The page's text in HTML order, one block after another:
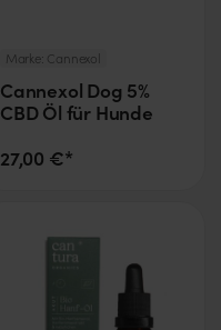
Marke: Cannexol
Cannexol Dog 5%
CBD Öl für Hunde
27,00 €*